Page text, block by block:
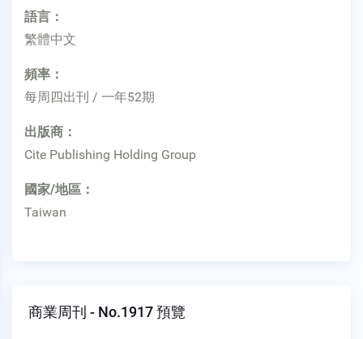
語言：
繁體中文
頻率：
每周四出刊 / 一年52期
出版商：
Cite Publishing Holding Group
國家/地區：
Taiwan
商業周刊 - No.1917 預覽